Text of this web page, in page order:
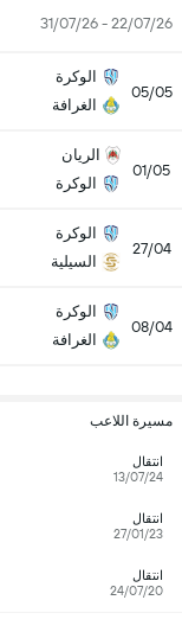
22/07/26 - 31/07/26
05/05
الوكرة
الغرافة
01/05
الريان
الوكرة
27/04
الوكرة
السيلية
08/04
الوكرة
الغرافة
مسيرة اللاعب
انتقال
13/07/24
انتقال
27/01/23
انتقال
24/07/20